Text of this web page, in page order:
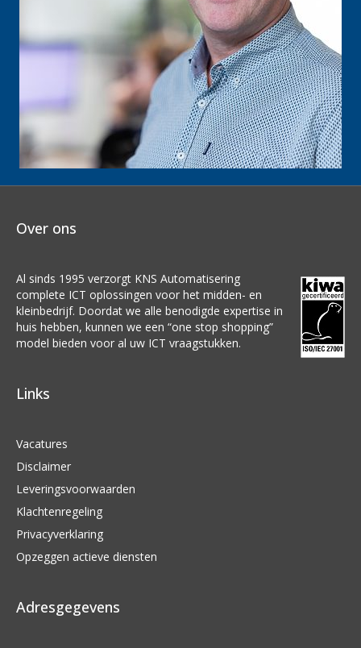
Over ons
Al sinds 1995 verzorgt KNS Automatisering
complete ICT oplossingen voor het midden- en
kleinbedrijf. Doordat we alle benodigde expertise in
huis hebben, kunnen we een “one stop shopping”
model bieden voor al uw ICT vraagstukken.
Links
Vacatures
Disclaimer
Leveringsvoorwaarden
Klachtenregeling
Privacyverklaring
Opzeggen actieve diensten
Adresgegevens